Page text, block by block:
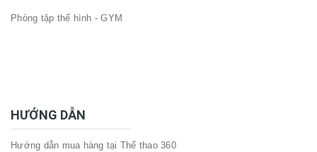
Phòng tập thể hình - GYM
HƯỚNG DẪN
Hướng dẫn mua hàng tại Thể thao 360